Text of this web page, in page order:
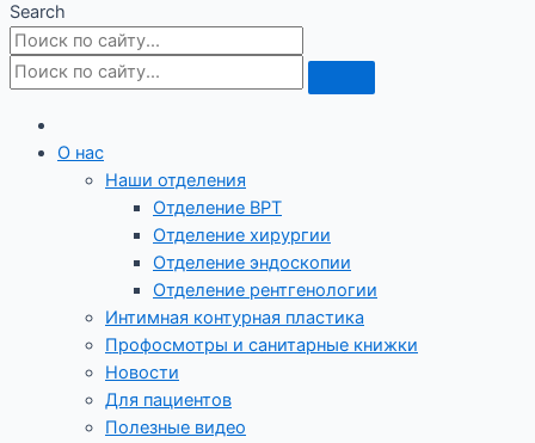
Search
О нас
Наши отделения
Отделение ВРТ
Отделение хирургии
Отделение эндоскопии
Отделение рентгенологии
Интимная контурная пластика
Профосмотры и санитарные книжки
Новости
Для пациентов
Полезные видео